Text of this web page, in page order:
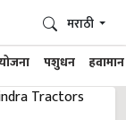
पशुधन हवामान
मराठी